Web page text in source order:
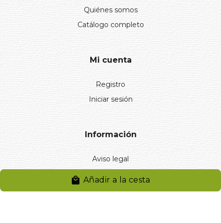
Añadir a la cesta
Quiénes somos
Catálogo completo
Mi cuenta
Registro
Iniciar sesión
Información
Aviso legal
Política de privacidad